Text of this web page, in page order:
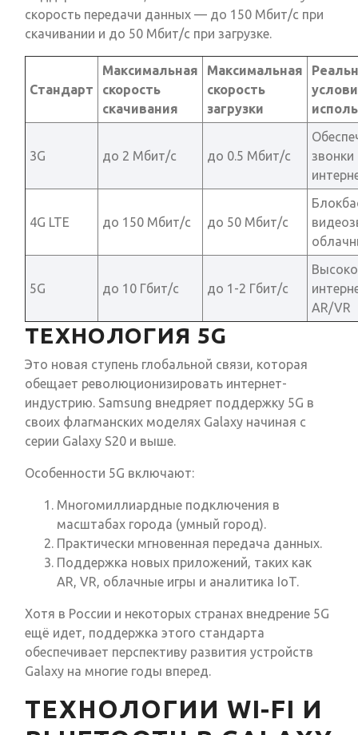
скорость передачи данных — до 150 Мбит/с при
скачивании и до 50 Мбит/с при загрузке.
Стандарт
Максимальная
скорость
скачивания
Максимальная
скорость
загрузки
3G до 2 Мбит/с до 0.5 Мбит/с
4G LTE до 150 Мбит/с до 50 Мбит/с
5G до 10 Гбит/с до 1-2 Гбит/с
AR/VR
ТЕХНОЛОГИЯ 5G
Это новая ступень глобальной связи, которая
обещает революционизировать интернет-
индустрию. Samsung внедряет поддержку 5G в
своих флагманских моделях Galaxy начиная с
серии Galaxy S20 и выше.
Особенности 5G включают:
Многомиллиардные подключения в
масштабах города (умный город).
Практически мгновенная передача данных.
Поддержка новых приложений, таких как
AR, VR, облачные игры и аналитика IoT.
Хотя в России и некоторых странах внедрение 5G
ещё идет, поддержка этого стандарта
обеспечивает перспективу развития устройств
Galaxy на многие годы вперед.
ТЕХНОЛОГИИ WI-FI И